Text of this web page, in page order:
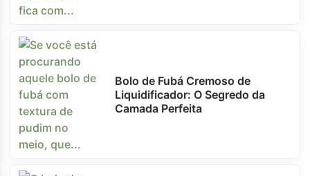
Bolo de Fubá Cremoso de
Liquidificador: O Segredo da
Camada Perfeita